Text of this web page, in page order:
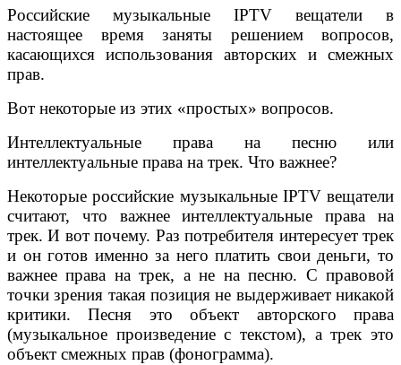
Российские музыкальные IPTV вещатели в
настоящее время заняты решением вопросов,
касающихся использования авторских и смежных
прав.
Вот некоторые из этих «простых» вопросов.
Интеллектуальные права на песню или
интеллектуальные права на трек. Что важнее?
Некоторые российские музыкальные IPTV вещатели
считают, что важнее интеллектуальные права на
трек. И вот почему. Раз потребителя интересует трек
и он готов именно за него платить свои деньги, то
важнее права на трек, а не на песню. С правовой
точки зрения такая позиция не выдерживает никакой
критики. Песня это объект авторского права
(музыкальное произведение с текстом), а трек это
объект смежных прав (фонограмма).